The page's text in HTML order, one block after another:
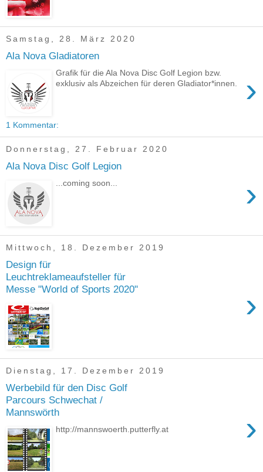
Samstag, 28. März 2020
Ala Nova Gladiatoren
›
Grafik für die Ala Nova Disc Golf Legion bzw.
exklusiv als Abzeichen für deren Gladiator*innen.
1 Kommentar:
Donnerstag, 27. Februar 2020
Ala Nova Disc Golf Legion
›
...coming soon...
Mittwoch, 18. Dezember 2019
Design für
Leuchtreklameaufsteller für
Messe "World of Sports 2020"
›
Dienstag, 17. Dezember 2019
Werbebild für den Disc Golf
Parcours Schwechat /
Mannswörth
›
http://mannswoerth.putterfly.at